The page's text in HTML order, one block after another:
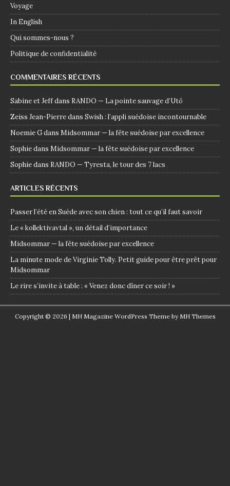
Voyage
In English
Qui sommes-nous ?
Politique de confidentialité
COMMENTAIRES RÉCENTS
Sabine et Jeffdans RANDO — La pointe sauvage d’Utö
Zeiss Jean-Pierredans Swish : l’appli suédoise incontournable
Noemie Gdans Midsommar — la fête suédoise par excellence
Sophiedans Midsommar — la fête suédoise par excellence
Sophiedans RANDO — Tyresta, le tour des 7 lacs
ARTICLES RÉCENTS
Passer l’été en Suède avec son chien : tout ce qu’il faut savoir
Le « kollektivavtal », un détail d’importance
Midsommar — la fête suédoise par excellence
La minute mode de Virginie Tolly. Petit guide pour être prêt pour
Midsommar
Le rire s’invite à table : « Venez donc dîner ce soir ! »
Copyright © 2026 | MH Magazine WordPress Theme by MH Themes